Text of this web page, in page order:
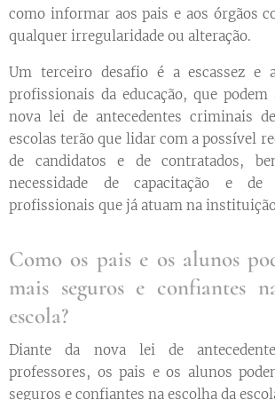
como informar aos pais e aos órgãos
qualquer irregularidade ou alteração.
Um terceiro desafio é a escassez e
profissionais da educação, que podem
nova lei de antecedentes criminais
escolas terão que lidar com a possível
de candidatos e de contratados,
necessidade de capacitação e de
profissionais que já atuam na
Como os pais e os alunos
mais seguros e confiantes
escola?
Diante da nova lei de
professores, os pais e os alunos
seguros e confiantes na escolha da